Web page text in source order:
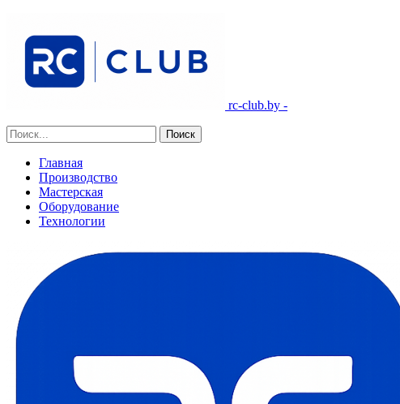
rc-club.by -
Главная
Производство
Мастерская
Оборудование
Технологии